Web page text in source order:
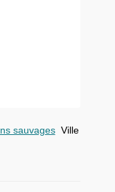
sauvagesVille